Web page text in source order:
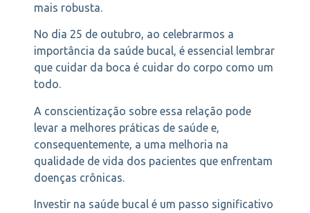
mais robusta.
No dia 25 de outubro, ao celebrarmos a
importância da saúde bucal, é essencial lembrar
que cuidar da boca é cuidar do corpo como um
todo.
A conscientização sobre essa relação pode
levar a melhores práticas de saúde e,
consequentemente, a uma melhoria na
qualidade de vida dos pacientes que enfrentam
doenças crônicas.
Investir na saúde bucal é um passo significativo